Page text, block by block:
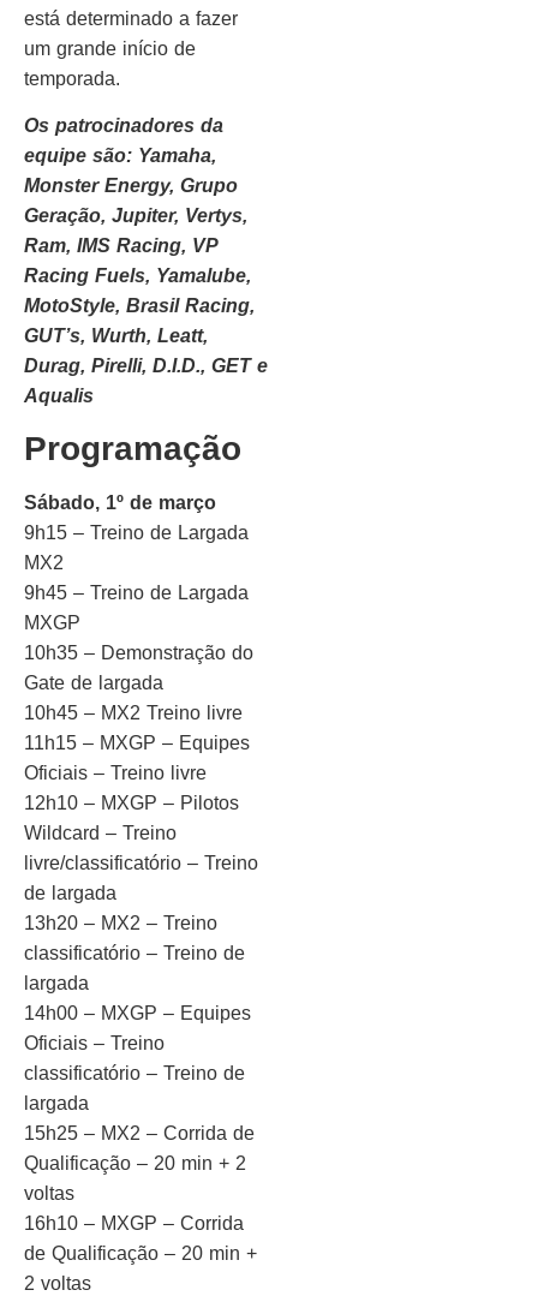
está determinado a fazer
um grande início de
temporada.
Os patrocinadores da
equipe são: Yamaha,
Monster Energy, Grupo
Geração, Jupiter, Vertys,
Ram, IMS Racing, VP
Racing Fuels, Yamalube,
MotoStyle, Brasil Racing,
GUT’s, Wurth, Leatt,
Durag, Pirelli, D.I.D., GET e
Aqualis
Programação
Sábado, 1º de março
9h15 – Treino de Largada
MX2
9h45 – Treino de Largada
MXGP
10h35 – Demonstração do
Gate de largada
10h45 – MX2 Treino livre
11h15 – MXGP – Equipes
Oficiais – Treino livre
12h10 – MXGP – Pilotos
Wildcard – Treino
livre/classificatório – Treino
de largada
13h20 – MX2 – Treino
classificatório – Treino de
largada
14h00 – MXGP – Equipes
Oficiais – Treino
classificatório – Treino de
largada
15h25 – MX2 – Corrida de
Qualificação – 20 min + 2
voltas
16h10 – MXGP – Corrida
de Qualificação – 20 min +
2 voltas